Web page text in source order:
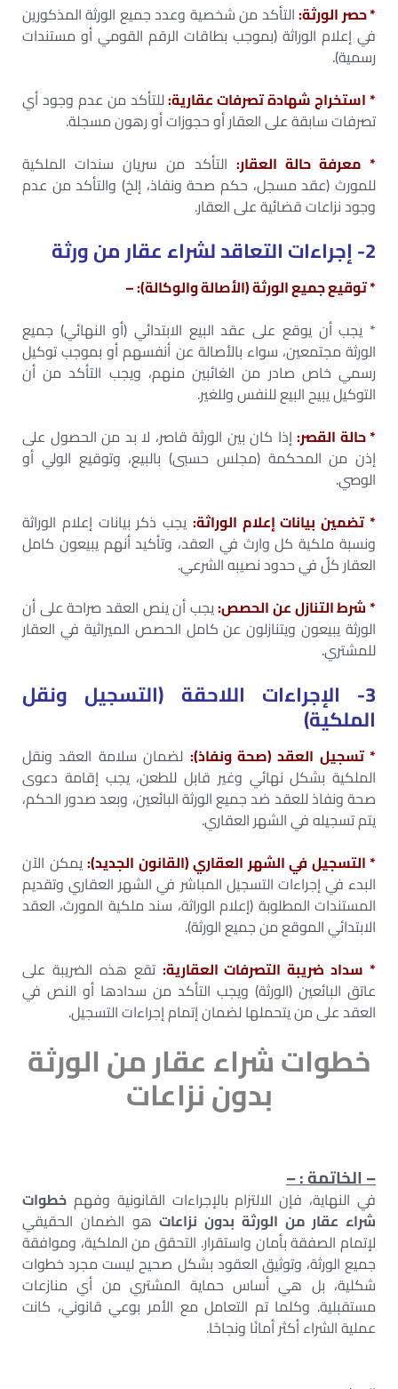
* حصر الورثة:التأكد من شخصية وعدد جميع الورثة المذكورين
في إعلام الوراثة (بموجب بطاقات الرقم القومي أو مستندات
رسمية).
* استخراج شهادة تصرفات عقارية:للتأكد من عدم وجود أي
تصرفات سابقة على العقار أو حجوزات أو رهون مسجلة.
* معرفة حالة العقار: التأكد من سريان سندات الملكية
للمورث (عقد مسجل، حكم صحة ونفاذ، إلخ) والتأكد من عدم
وجود نزاعات قضائية على العقار.
2- إجراءات التعاقد لشراء عقار من ورثة
* توقيع جميع الورثة (الأصالة والوكالة): –
* يجب أن يوقع على عقد البيع الابتدائي (أو النهائي) جميع
الورثة مجتمعين، سواء بالأصالة عن أنفسهم أو بموجب توكيل
رسمي خاص صادر من الغائبين منهم، ويجب التأكد من أن
التوكيل يبيح البيع للنفس وللغير.
* حالة القصر:إذا كان بين الورثة قاصر، لا بد من الحصول على
إذن من المحكمة (مجلس حسبى) بالبيع، وتوقيع الولي أو
الوصي.
* تضمين بيانات إعلام الوراثة: يجب ذكر بيانات إعلام الوراثة
ونسبة ملكية كل وارث في العقد، وتأكيد أنهم يبيعون كامل
العقار كلٌ في حدود نصيبه الشرعي.
* شرط التنازل عن الحصص:يجب أن ينص العقد صراحة على أن
الورثة يبيعون ويتنازلون عن كامل الحصص الميراثية في العقار
للمشتري.
3- الإجراءات اللاحقة (التسجيل ونقل
الملكية)
* تسجيل العقد (صحة ونفاذ): لضمان سلامة العقد ونقل
الملكية بشكل نهائي وغير قابل للطعن، يجب إقامة دعوى
صحة ونفاذ للعقد ضد جميع الورثة البائعين، وبعد صدور الحكم،
يتم تسجيله في الشهر العقاري.
* التسجيل في الشهر العقاري (القانون الجديد):يمكن الآن
البدء في إجراءات التسجيل المباشر في الشهر العقاري وتقديم
المستندات المطلوبة (إعلام الوراثة، سند ملكية المورث، العقد
الابتدائي الموقع من جميع الورثة).
* سداد ضريبة التصرفات العقارية: تقع هذه الضريبة على
عاتق البائعين (الورثة) ويجب التأكد من سدادها أو النص في
العقد على من يتحملها لضمان إتمام إجراءات التسجيل.
خطوات شراء عقار من الورثة
بدون نزاعات
– الخاتمة : –
في النهاية، فإن الالتزام بالإجراءات القانونية وفهم خطوات
شراء عقار من الورثة بدون نزاعاتهو الضمان الحقيقي
لإتمام الصفقة بأمان واستقرار. التحقق من الملكية، وموافقة
جميع الورثة، وتوثيق العقود بشكل صحيح ليست مجرد خطوات
شكلية، بل هي أساس حماية المشتري من أي منازعات
مستقبلية. وكلما تم التعامل مع الأمر بوعي قانوني، كانت
عملية الشراء أكثر أمانًا ونجاحًا.